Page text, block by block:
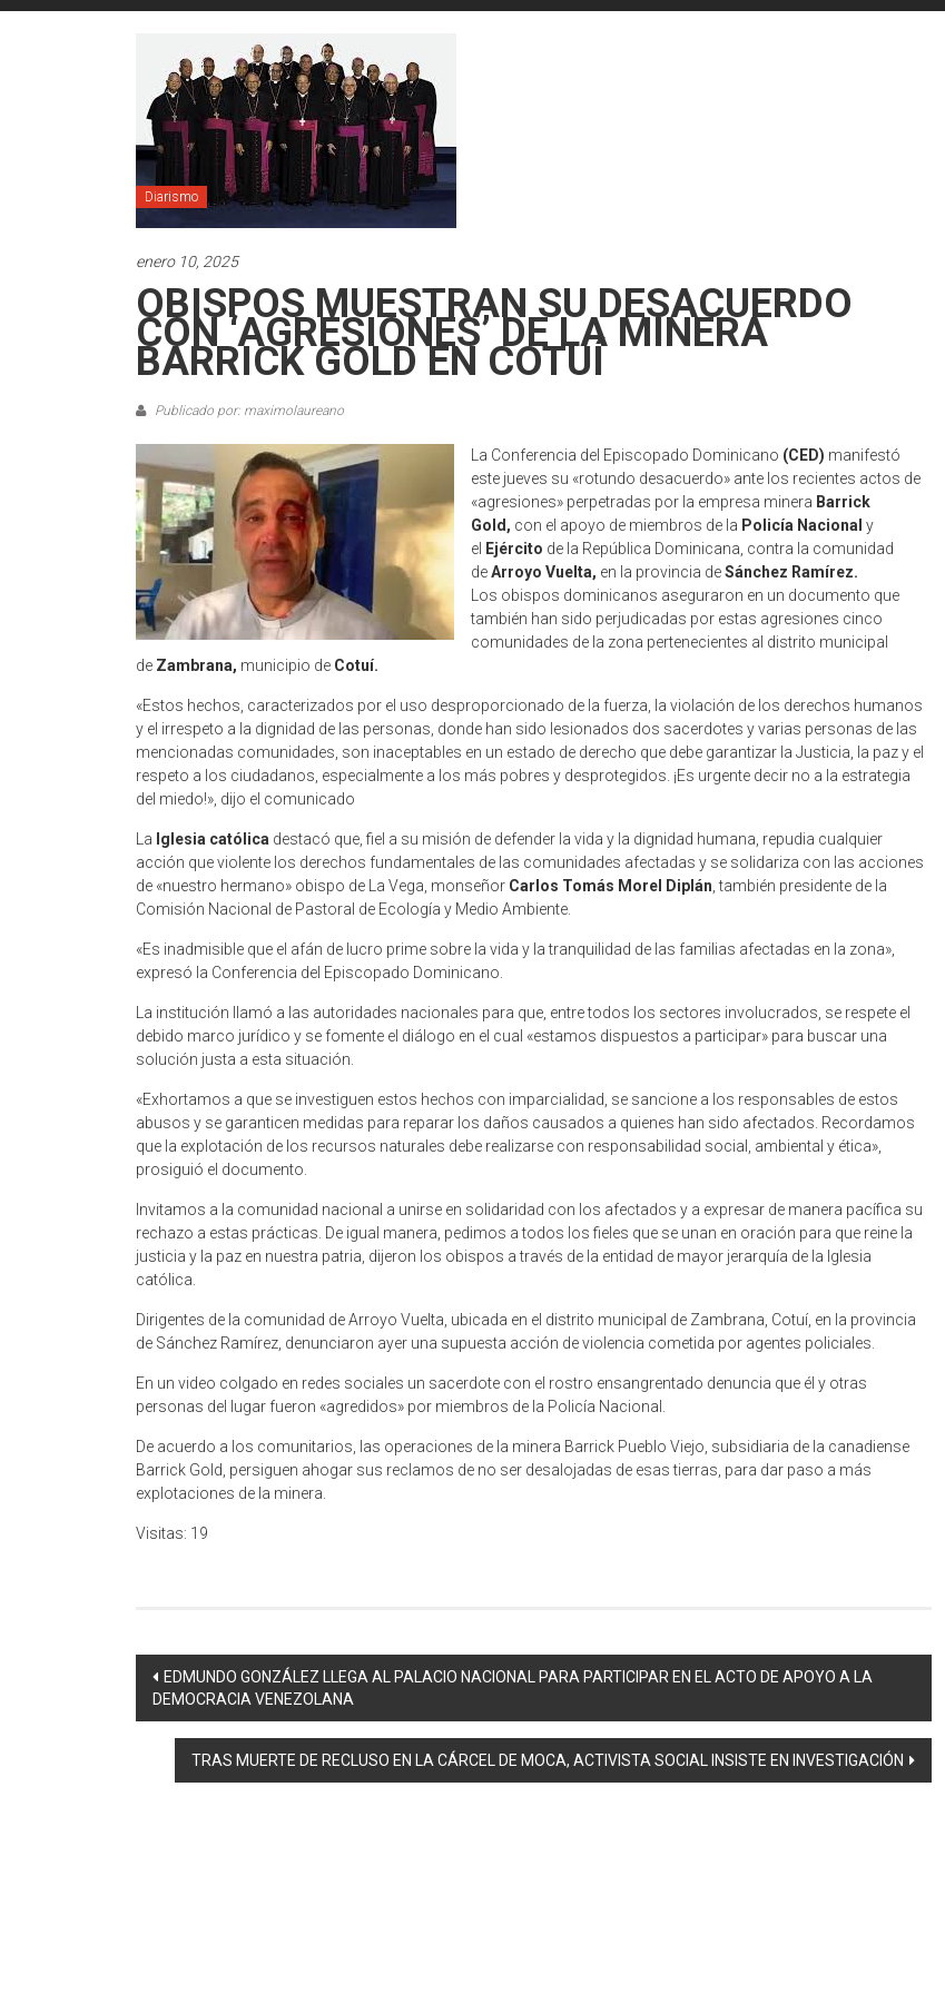
Diarismo
enero 10, 2025
OBISPOS MUESTRAN SU DESACUERDO
CON ‘AGRESIONES’ DE LA MINERA
BARRICK GOLD EN COTUÍ
Publicado por: maximolaureano
La Conferencia del Episcopado Dominicano (CED) manifestó
este jueves su «rotundo desacuerdo» ante los recientes actos de
«agresiones» perpetradas por la empresa minera Barrick
Gold, con el apoyo de miembros de la Policía Nacional y
el Ejército de la República Dominicana, contra la comunidad
deArroyo Vuelta, en la provincia deSánchez Ramírez.
Los obispos dominicanos aseguraron en un documento que
también han sido perjudicadas por estas agresiones cinco
comunidades de la zona pertenecientes al distrito municipal
de Zambrana, municipio de Cotuí.
«Estos hechos, caracterizados por el uso desproporcionado de la fuerza, la violación de los derechos humanos
y el irrespeto a la dignidad de las personas, donde han sido lesionados dos sacerdotes y varias personas de las
mencionadas comunidades, son inaceptables en un estado de derecho que debe garantizar la Justicia, la paz y el
respeto a los ciudadanos, especialmente a los más pobres y desprotegidos. ¡Es urgente decir no a la estrategia
del miedo!», dijo el comunicado
La Iglesia católica destacó que, fiel a su misión de defender la vida y la dignidad humana, repudia cualquier
acción que violente los derechos fundamentales de las comunidades afectadas y se solidariza con las acciones
de «nuestro hermano» obispo de La Vega, monseñor Carlos Tomás Morel Diplán , también presidente de la
Comisión Nacional de Pastoral de Ecología y Medio Ambiente.
«Es inadmisible que el afán de lucro prime sobre la vida y la tranquilidad de las familias afectadas en la zona»,
expresó la Conferencia del Episcopado Dominicano.
La institución llamó a las autoridades nacionales para que, entre todos los sectores involucrados, se respete el
debido marco jurídico y se fomente el diálogo en el cual «estamos dispuestos a participar» para buscar una
solución justa a esta situación.
«Exhortamos a que se investiguen estos hechos con imparcialidad, se sancione a los responsables de estos
abusos y se garanticen medidas para reparar los daños causados a quienes han sido afectados. Recordamos
que la explotación de los recursos naturales debe realizarse con responsabilidad social, ambiental y ética»,
prosiguió el documento.
Invitamos a la comunidad nacional a unirse en solidaridad con los afectados y a expresar de manera pacífica su
rechazo a estas prácticas. De igual manera, pedimos a todos los fieles que se unan en oración para que reine la
justicia y la paz en nuestra patria, dijeron los obispos a través de la entidad de mayor jerarquía de la Iglesia
católica.
Dirigentes de la comunidad de Arroyo Vuelta, ubicada en el distrito municipal de Zambrana, Cotuí, en la provincia
de Sánchez Ramírez, denunciaron ayer una supuesta acción de violencia cometida por agentes policiales.
En un video colgado en redes sociales un sacerdote con el rostro ensangrentado denuncia que él y otras
personas del lugar fueron «agredidos» por miembros de la Policía Nacional.
De acuerdo a los comunitarios, las operaciones de la minera Barrick Pueblo Viejo, subsidiaria de la canadiense
Barrick Gold, persiguen ahogar sus reclamos de no ser desalojadas de esas tierras, para dar paso a más
explotaciones de la minera.
Visitas: 19
Navegación
de
entradas
EDMUNDO GONZÁLEZ LLEGA AL PALACIO NACIONAL PARA PARTICIPAR EN EL ACTO DE APOYO A LA
DEMOCRACIA VENEZOLANA
TRAS MUERTE DE RECLUSO EN LA CÁRCEL DE MOCA, ACTIVISTA SOCIAL INSISTE EN INVESTIGACIÓN